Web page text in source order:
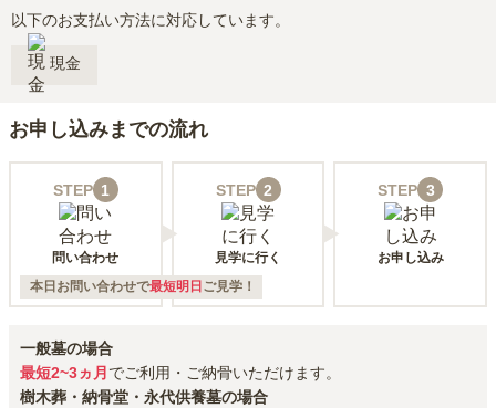
以下のお支払い方法に対応しています。
現金
お申し込みまでの流れ
STEP 1
問い合わせ
STEP 2
見学に行く
STEP 3
お申し込み
本日お問い合わせで最短明日 ご見学！
一般墓の場合
最短2~3ヵ月 でご利用・ご納骨いただけます。
樹木葬・納骨堂・永代供養墓の場合